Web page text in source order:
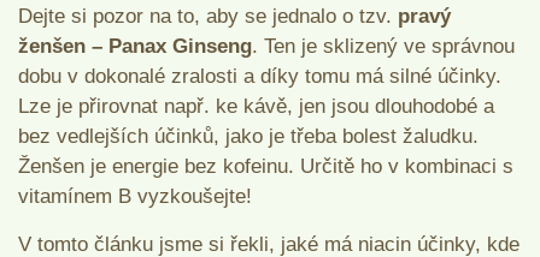
Dejte si pozor na to, aby se jednalo o tzv. pravý
ženšen – Panax Ginseng. Ten je sklizený ve správnou
dobu v dokonalé zralosti a díky tomu má silné účinky.
Lze je přirovnat např. ke kávě, jen jsou dlouhodobé a
bez vedlejších účinků, jako je třeba bolest žaludku.
Ženšen je energie bez kofeinu. Určitě ho v kombinaci s
vitamínem B vyzkoušejte!
V tomto článku jsme si řekli, jaké má niacin účinky, kde